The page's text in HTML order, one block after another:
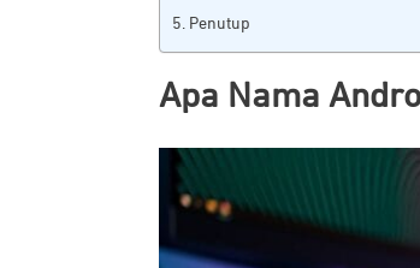
Penutup
Apa Nama